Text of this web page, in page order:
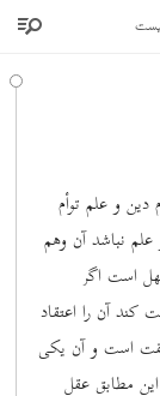
و علم توأم
نباشد آن وهم
است اگر
آن را اعتقاد
است و آن یکی
مطابق عقل